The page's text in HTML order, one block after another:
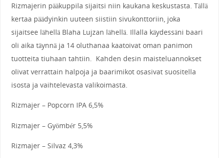
Rizmajerin pääkuppila sijaitsi niin kaukana keskustasta. Tällä
kertaa päädyinkin uuteen siistiin sivukonttoriin, joka
sijaitsee lähellä Blaha Lujzan lähellä. Illalla käydessäni baari
oli aika täynnä ja 14 oluthanaa kaatoivat oman panimon
tuotteita tiuhaan tahtiin. Kahden desin maisteluannokset
olivat verrattain halpoja ja baarimikot osasivat suositella
isosta ja vaihtelevasta valikoimasta.
Rizmajer – Popcorn IPA 6,5%
Rizmajer – Gyömbér 5,5%
Rizmajer – Silvaz 4,3%